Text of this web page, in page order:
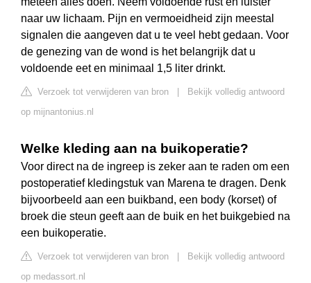
naar uw lichaam. Pijn en vermoeidheid zijn meestal
signalen die aangeven dat u te veel hebt gedaan. Voor
de genezing van de wond is het belangrijk dat u
voldoende eet en minimaal 1,5 liter drinkt.
Verzoek tot verwijderen van bron
Bekijk volledig antwoord
op mijnantonius.nl
Welke kleding aan na buikoperatie?
Voor direct na de ingreep is zeker aan te raden om een
postoperatief kledingstuk van Marena te dragen. Denk
bijvoorbeeld aan een buikband, een body (korset) of
broek die steun geeft aan de buik en het buikgebied na
een buikoperatie.
Verzoek tot verwijderen van bron
Bekijk volledig antwoord
op medassort.nl